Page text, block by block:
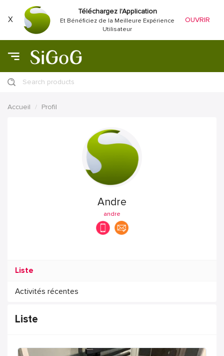
X
Téléchargez l'Application
Et Bénéficiez de la Meilleure Expérience
Utilisateur
OUVRIR
Search products
Accueil Profil
Andre
andre
Liste
Activités récentes
Liste